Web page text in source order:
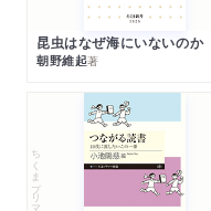
昆虫はなぜ海にいないのか
朝野維起著
ちくまプリマー新書